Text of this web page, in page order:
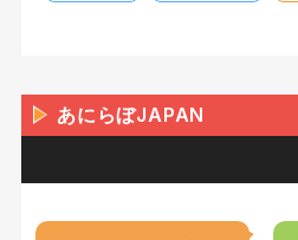
あにらぼJAPAN